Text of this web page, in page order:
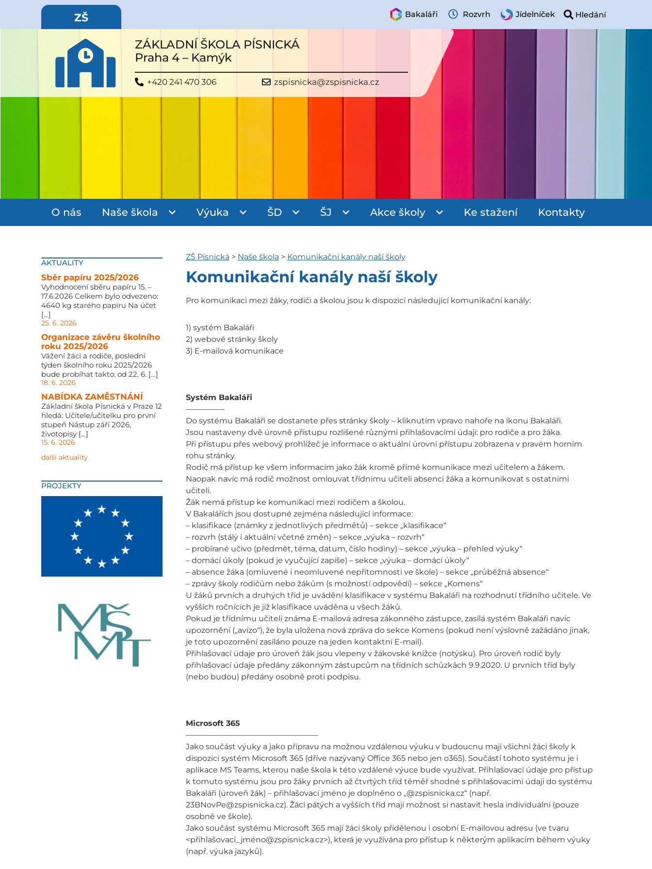
ZŠ Bakaláři Rozvrh Jídelníček
ZÁKLADNÍ ŠKOLA PÍSNICKÁ
Praha 4 – Kamýk
+420 241 470 306 zspisnicka@zspisnicka.cz
O nás Naše škola Výuka ŠD ŠJ Akce školy Ke stažení Kontakty
AKTUALITY
Sběr papíru 2025/2026
Vyhodnocení sběru papíru 15. –
17.6.2026 Celkem bylo odvezeno:
4640 kg starého papíru Na účet
[…]
25. 6. 2026
Organizace závěru školního
roku 2025/2026
Vážení žáci a rodiče, poslední
týden školního roku 2025/2026
bude probíhat takto: od 22. 6. […]
18. 6. 2026
NABÍDKA ZAMĚSTNÁNÍ
Základní škola Písnická v Praze 12
hledá: Učitele/učitelku pro první
stupeň Nástup září 2026,
životopisy […]
15. 6. 2026
další aktuality
PROJEKTY
ZŠ Písnická > Naše škola > Komunikační kanály naší školy
Komunikační kanály naší školy
Pro komunikaci mezi žáky, rodiči a školou jsou k dispozici následující komunikační kanály:
1) systém Bakaláři
2) webové stránky školy
3) E-mailová komunikace
Systém Bakaláři
—————
Do systému Bakaláři se dostanete přes stránky školy – kliknutím vpravo nahoře na ikonu Bakaláři.
Jsou nastaveny dvě úrovně přístupu rozlišené různými přihlašovacími údaji: pro rodiče a pro žáka.
Při přístupu přes webový prohlížeč je informace o aktuální úrovni přístupu zobrazena v pravém horním
rohu stránky.
Rodič má přístup ke všem informacím jako žák kromě přímé komunikace mezi učitelem a žákem.
Naopak navíc má rodič možnost omlouvat třídnímu učiteli absenci žáka a komunikovat s ostatními
učiteli.
Žák nemá přístup ke komunikaci mezi rodičem a školou.
V Bakalářích jsou dostupné zejména následující informace:
– klasifikace (známky z jednotlivých předmětů) – sekce „klasifikace“
– rozvrh (stálý i aktuální včetně změn) – sekce „výuka – rozvrh“
– probírané učivo (předmět, téma, datum, číslo hodiny) – sekce „výuka – přehled výuky“
– domácí úkoly (pokud je vyučující zapíše) – sekce „výuka – domácí úkoly“
– absence žáka (omluvené i neomluvené nepřítomnosti ve škole) – sekce „průběžná absence“
– zprávy školy rodičům nebo žákům (s možností odpovědí) – sekce „Komens“
U žáků prvních a druhých tříd je uvádění klasifikace v systému Bakaláři na rozhodnutí třídního učitele. Ve
vyšších ročnících je již klasifikace uváděna u všech žáků.
Pokud je třídnímu učiteli známa E-mailová adresa zákonného zástupce, zasílá systém Bakaláři navíc
upozornění („avízo“), že byla uložena nová zpráva do sekce Komens (pokud není výslovně zažádáno jinak,
je toto upozornění zasíláno pouze na jeden kontaktní E-mail).
Přihlašovací údaje pro úroveň žák jsou vlepeny v žákovské knížce (notýsku). Pro úroveň rodič byly
přihlašovací údaje předány zákonným zástupcům na třídních schůzkách 9.9.2020. U prvních tříd byly
(nebo budou) předány osobně proti podpisu.
Microsoft 365
—————————————————
Jako součást výuky a jako přípravu na možnou vzdálenou výuku v budoucnu mají všichni žáci školy k
dispozici systém Microsoft 365 (dříve nazývaný Office 365 nebo jen o365). Součástí tohoto systému je i
aplikace MS Teams, kterou naše škola k této vzdálené výuce bude využívat. Přihlašovací údaje pro přístup
k tomuto systému jsou pro žáky prvních až čtvrtých tříd téměř shodné s přihlašovacími údaji do systému
Bakaláři (úroveň žák) – přihlašovací jméno je doplněno o „@zspisnicka.cz“ (např.
23BNovPe@zspisnicka.cz). Žáci pátých a vyšších tříd mají možnost si nastavit hesla individuální (pouze
osobně ve škole).
Jako součást systému Microsoft 365 mají žáci školy přidělenou i osobní E-mailovou adresu (ve tvaru
<přihlašovací_jméno@zspisnicka.cz>), která je využívána pro přístup k některým aplikacím během výuky
(např. výuka jazyků).